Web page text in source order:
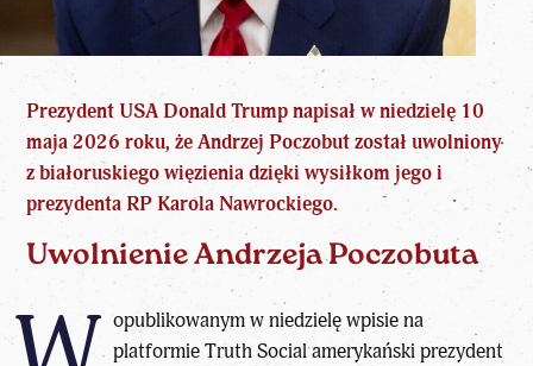
Prezydent USA Donald Trumpnapisał w niedzielę 10
maja 2026 roku, że Andrzej Poczobut został uwolniony
z białoruskiego więzienia dzięki wysiłkom jego i
prezydenta RP Karola Nawrockiego.
Uwolnienie Andrzeja Poczobuta
opublikowanym w niedzielę wpisie na
platformie Truth Socialamerykański prezydent